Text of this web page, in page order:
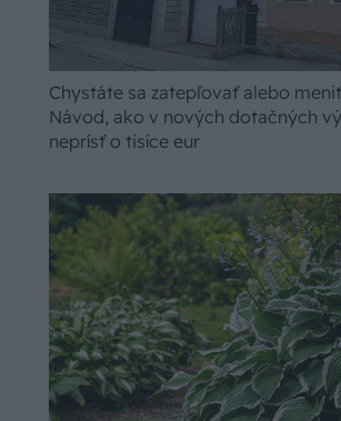
Chystáte sa zatepľovať alebo
Návod, ako v nových dotačných
neprísť o tisíce eur